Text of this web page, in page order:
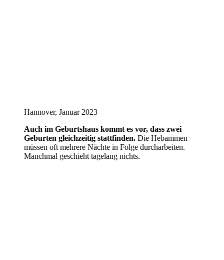
Hannover, Januar 2023
Auch im Geburtshaus kommt es vor, dass zwei
Geburten gleichzeitig stattfinden. Die Hebammen
müssen oft mehrere Nächte in Folge durcharbeiten.
Manchmal geschieht tagelang nichts.